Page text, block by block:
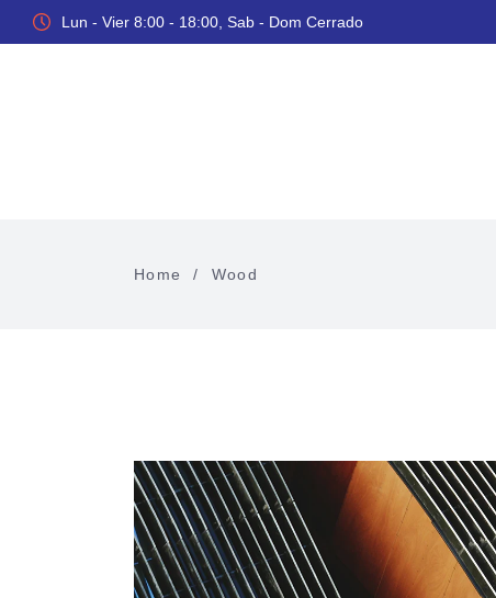
Lun - Vier 8:00 - 18:00, Sab - Dom Cerrado
Home / Wood